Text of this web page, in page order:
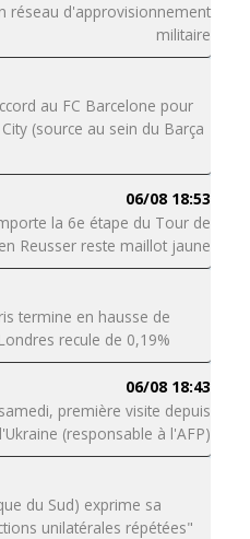
réseau d'approvisionnement
militaire
au FC Barcelone pour
(source au sein du Barça
06/08 18:53
la 6e étape du Tour de
Reusser reste maillot jaune
termine en hausse de
recule de 0,19%
06/08 18:43
première visite depuis
(responsable à l'AFP)
du Sud) exprime sa
unilatérales répétées"